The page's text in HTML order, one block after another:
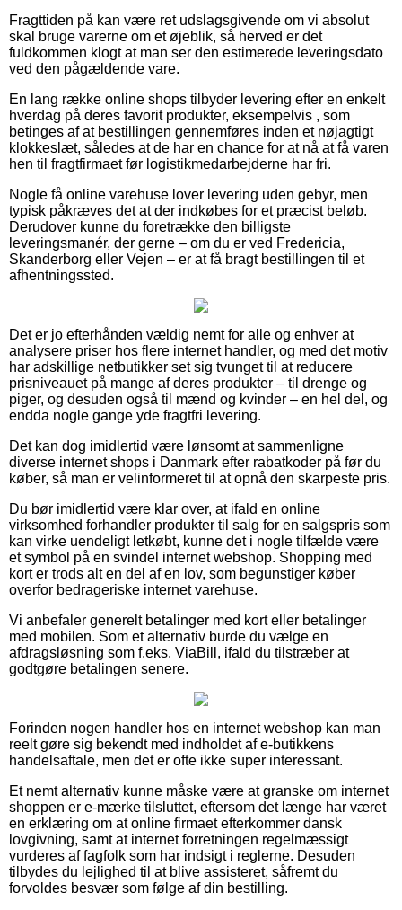
Fragttiden på kan være ret udslagsgivende om vi absolut
skal bruge varerne om et øjeblik, så herved er det
fuldkommen klogt at man ser den estimerede leveringsdato
ved den pågældende vare.
En lang række online shops tilbyder levering efter en enkelt
hverdag på deres favorit produkter, eksempelvis , som
betinges af at bestillingen gennemføres inden et nøjagtigt
klokkeslæt, således at de har en chance for at nå at få varen
hen til fragtfirmaet før logistikmedarbejderne har fri.
Nogle få online varehuse lover levering uden gebyr, men
typisk påkræves det at der indkøbes for et præcist beløb.
Derudover kunne du foretrække den billigste
leveringsmanér, der gerne – om du er ved Fredericia,
Skanderborg eller Vejen – er at få bragt bestillingen til et
afhentningssted.
Det er jo efterhånden vældig nemt for alle og enhver at
analysere priser hos flere internet handler, og med det motiv
har adskillige netbutikker set sig tvunget til at reducere
prisniveauet på mange af deres produkter – til drenge og
piger, og desuden også til mænd og kvinder – en hel del, og
endda nogle gange yde fragtfri levering.
Det kan dog imidlertid være lønsomt at sammenligne
diverse internet shops i Danmark efter rabatkoder på før du
køber, så man er velinformeret til at opnå den skarpeste pris.
Du bør imidlertid være klar over, at ifald en online
virksomhed forhandler produkter til salg for en salgspris som
kan virke uendeligt letkøbt, kunne det i nogle tilfælde være
et symbol på en svindel internet webshop. Shopping med
kort er trods alt en del af en lov, som begunstiger køber
overfor bedrageriske internet varehuse.
Vi anbefaler generelt betalinger med kort eller betalinger
med mobilen. Som et alternativ burde du vælge en
afdragsløsning som f.eks. ViaBill, ifald du tilstræber at
godtgøre betalingen senere.
Forinden nogen handler hos en internet webshop kan man
reelt gøre sig bekendt med indholdet af e-butikkens
handelsaftale, men det er ofte ikke super interessant.
Et nemt alternativ kunne måske være at granske om internet
shoppen er e-mærke tilsluttet, eftersom det længe har været
en erklæring om at online firmaet efterkommer dansk
lovgivning, samt at internet forretningen regelmæssigt
vurderes af fagfolk som har indsigt i reglerne. Desuden
tilbydes du lejlighed til at blive assisteret, såfremt du
forvoldes besvær som følge af din bestilling.